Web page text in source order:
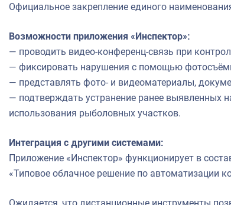
Официальное закрепление единого
Возможности приложения «Инспектор»:
— проводить видео‑конференц‑связь при
— фиксировать нарушения с помощью
— представлять фото- и видеоматериалы,
— подтверждать устранение ранее выявленных
использования рыболовных участков.
Интеграция с другими системами:
Приложение «Инспектор» функционирует в
«Типовое облачное решение по автоматизации